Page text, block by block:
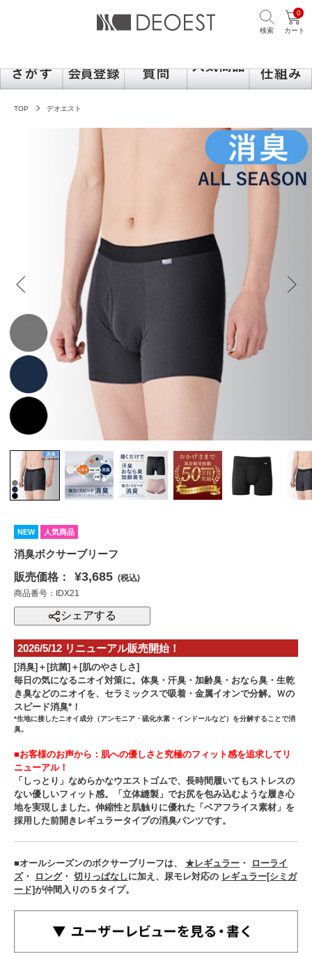
検索
0
カート
TOP デオエスト
NEW 人気商品
消臭ボクサーブリーフ
販売価格：
¥3,685 (税込)
商品番号：IDX21
シェアする
2026/5/12 リニューアル販売開始！
[消臭]＋[抗菌]＋[肌のやさしさ]
毎日の気になるニオイ対策に。体臭・汗臭・加齢臭・おなら臭・生乾
き臭などのニオイを、セラミックスで吸着・金属イオンで分解。Ｗの
スピード消臭*！
*生地に接したニオイ成分（アンモニア・硫化水素・インドールなど）を分解することで消
臭。
■お客様のお声から：肌への優しさと究極のフィット感を追求してリ
ニューアル！
「しっとり」なめらかなウエストゴムで、長時間履いてもストレスの
ない優しいフィット感。「立体縫製」でお尻を包み込むような履き心
地を実現しました。伸縮性と肌触りに優れた「ベアフライス素材」を
採用した前開きレギュラータイプの消臭パンツです。
■オールシーズンのボクサーブリーフは、 ★レギュラー ・
ローライ
ズ・ ロング・ 切りっぱなしに加え、尿モレ対応の レギュラー[シミガ
ード]が仲間入りの５タイプ。